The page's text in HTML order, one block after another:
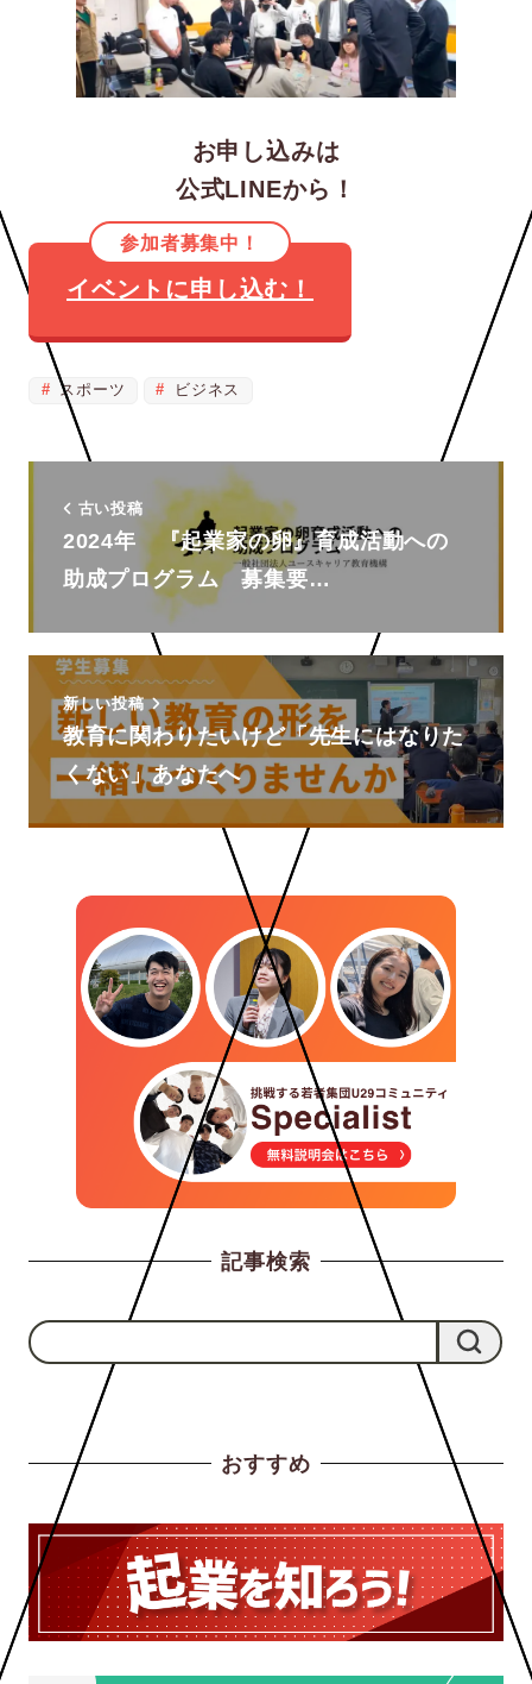
お申し込みは
公式LINEから！
参加者募集中！
イベントに申し込む！
スポーツ ビジネス
古い投稿
2024年 『起業家の卵』育成活動への
助成プログラム 募集要…
新しい投稿
教育に関わりたいけど「先生にはなりた
くない」あなたへ
記事検索
検
索
検索
おすすめ